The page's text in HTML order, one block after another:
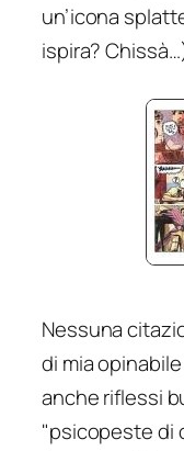
un’icona
ispira?
Nessuna
di mia
anche riflessi
"psicopeste di